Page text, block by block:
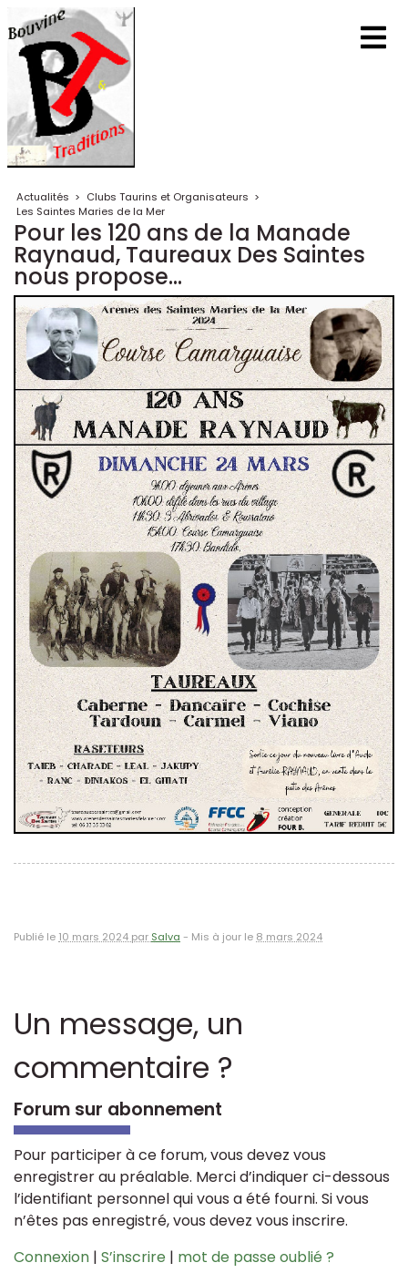
Actualités > Clubs Taurins et Organisateurs >
Les Saintes Maries de la Mer
Pour les 120 ans de la Manade
Raynaud, Taureaux Des Saintes
nous propose...
Publié le 10 mars 2024 par Salva - Mis à jour le 8 mars 2024
Un message, un
commentaire ?
Forum sur abonnement
Pour participer à ce forum, vous devez vous
enregistrer au préalable. Merci d’indiquer ci-dessous
l’identifiant personnel qui vous a été fourni. Si vous
n’êtes pas enregistré, vous devez vous inscrire.
Connexion | S’inscrire | mot de passe oublié ?